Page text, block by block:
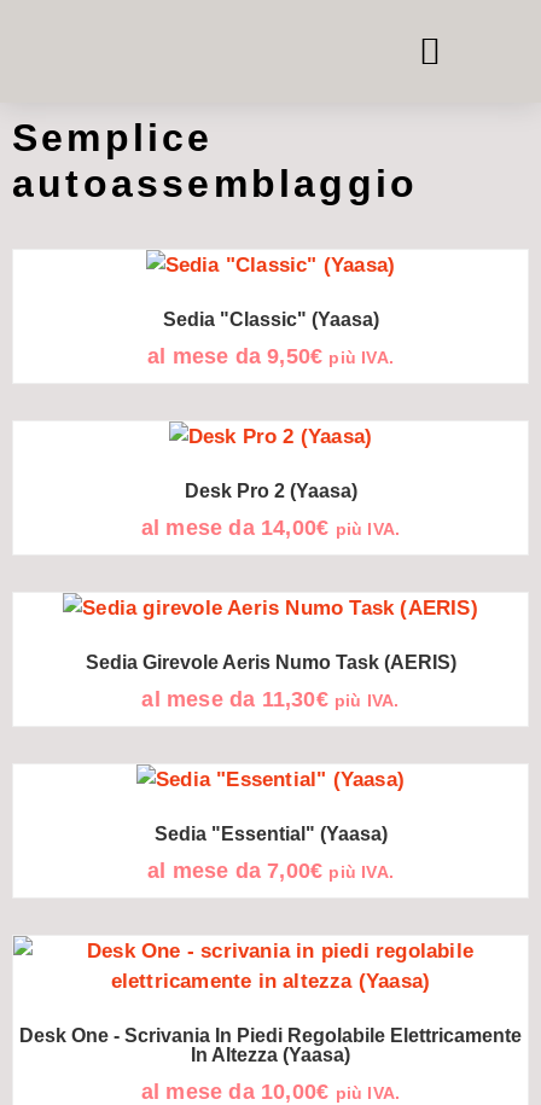
Semplice
autoassemblaggio
Sedia "Classic" (Yaasa)
al mese da9,50€ più IVA.
Desk Pro 2 (Yaasa)
al mese da 14,00€ più IVA.
Sedia Girevole Aeris Numo Task (AERIS)
al mese da 11,30€ più IVA.
Sedia "Essential" (Yaasa)
al mese da7,00€ più IVA.
Desk One - Scrivania In Piedi Regolabile Elettricamente
In Altezza (Yaasa)
al mese da 10,00€ più IVA.